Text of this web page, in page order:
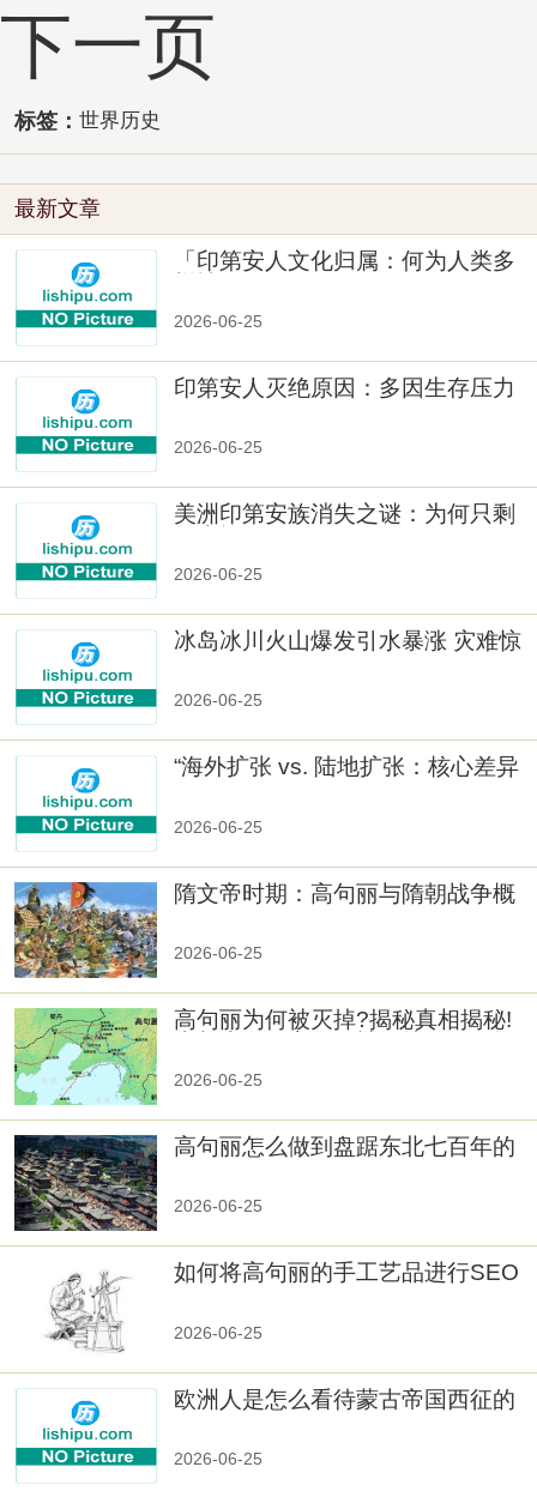
下一页
标签： 世界历史
最新文章
「印第安人文化归属：何为人类多
2026-06-25
印第安人灭绝原因：多因生存压力
2026-06-25
美洲印第安族消失之谜：为何只剩
2026-06-25
冰岛冰川火山爆发引水暴涨 灾难惊
2026-06-25
“海外扩张 vs. 陆地扩张：核心差异
2026-06-25
隋文帝时期：高句丽与隋朝战争概
2026-06-25
高句丽为何被灭掉?揭秘真相揭秘!
2026-06-25
高句丽怎么做到盘踞东北七百年的
2026-06-25
如何将高句丽的手工艺品进行SEO
2026-06-25
欧洲人是怎么看待蒙古帝国西征的
2026-06-25